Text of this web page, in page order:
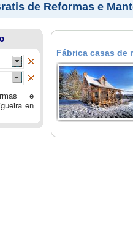
de Reformas e
Fábrica casas de
e
en